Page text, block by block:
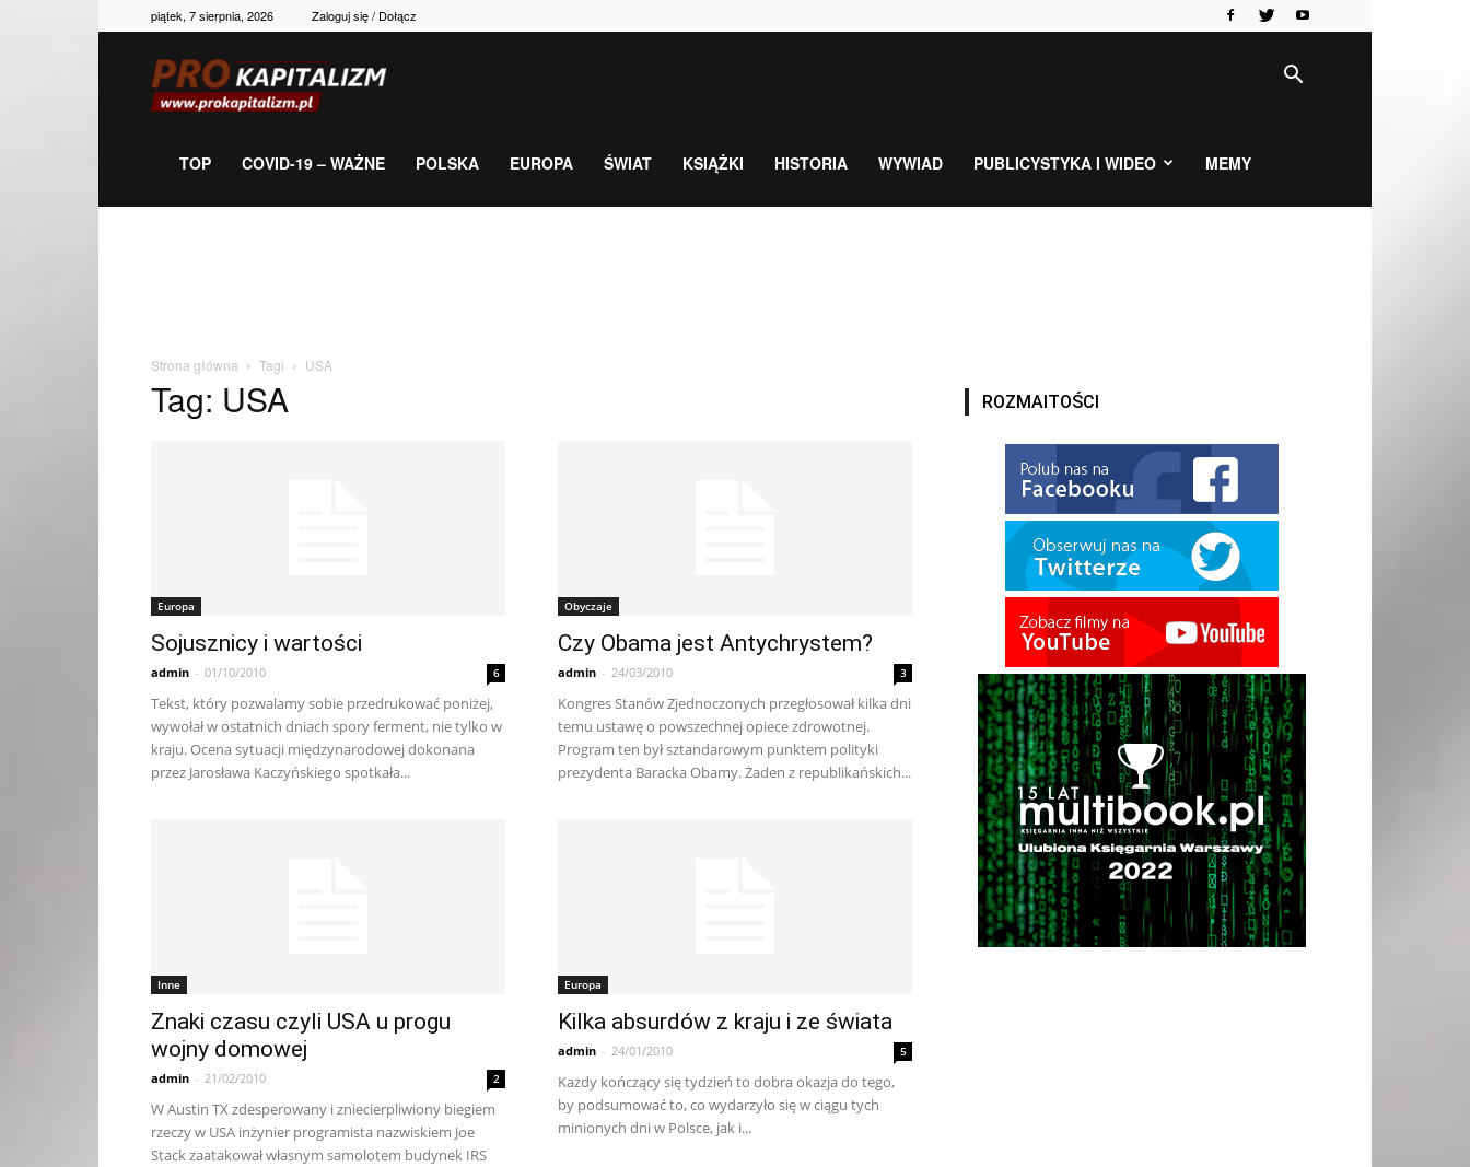
piątek, 7 sierpnia, 2026 Zaloguj się / Dołącz
gospodarka,
TOP COVID-19 – WAŻNE POLSKA EUROPA ŚWIAT KSIĄŻKI HISTORIA WYWIAD PUBLICYSTYKA I WIDEO MEMY
Strona główna Tagi USA
Tag: USA
Europa
Sojusznicy i wartości
admin - 01/10/2010 6
Tekst, który pozwalamy sobie przedrukować poniżej,
wywołał w ostatnich dniach spory ferment, nie tylko w
kraju. Ocena sytuacji międzynarodowej dokonana
przez Jarosława Kaczyńskiego spotkała...
Obyczaje
Czy Obama jest Antychrystem?
admin - 24/03/2010 3
Kongres Stanów Zjednoczonych przegłosował kilka dni
temu ustawę o powszechnej opiece zdrowotnej.
Program ten był sztandarowym punktem polityki
prezydenta Baracka Obamy. Żaden z republikańskich...
Inne
Znaki czasu czyli USA u progu
wojny domowej
admin - 21/02/2010 2
W Austin TX zdesperowany i zniecierpliwiony biegiem
rzeczy w USA inżynier programista nazwiskiem Joe
Stack zaatakował własnym samolotem budynek IRS
Europa
Kilka absurdów z kraju i ze świata
admin - 24/01/2010 5
Każdy kończący się tydzień to dobra okazja do tego,
by podsumować to, co wydarzyło się w ciągu tych
minionych dni w Polsce, jak i...
ROZMAITOŚCI